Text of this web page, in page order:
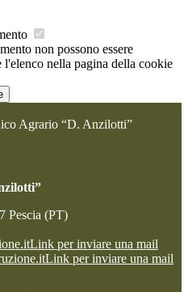
non possono essere
nella pagina della cookie
Agrario “D. Anzilotti”
Pescia (PT)
Link per inviare una mail
Link per inviare una mail